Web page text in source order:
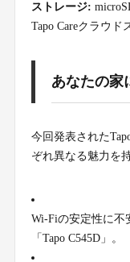
ストレージ:
Tapo Careクラウド
あなたの家
今回発表された
ぞれ異なる魅力を
Wi-Fiの安定性に不
「Tapo C545D」。